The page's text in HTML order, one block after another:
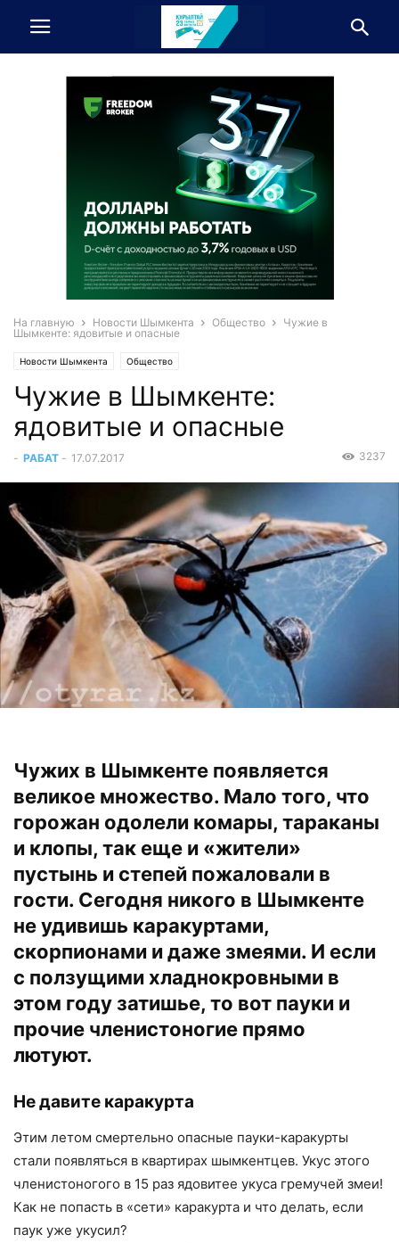
На главную Новости Шымкента Общество
Чужие в
Шымкенте: ядовитые и опасные
Новости Шымкента Общество
Чужие в Шымкенте:
ядовитые и опасные
- РАБАТ - 17.07.2017 3237
Чужих в Шымкенте появляется
великое множество. Мало того, что
горожан одолели комары, тараканы
и клопы, так еще и «жители»
пустынь и степей пожаловали в
гости. Сегодня никого в Шымкенте
не удивишь каракуртами,
скорпионами и даже змеями. И если
с ползущими хладнокровными в
этом году затишье, то вот пауки и
прочие членистоногие прямо
лютуют.
Не давите каракурта
Этим летом смертельно опасные пауки-каракурты
стали появляться в квартирах шымкентцев. Укус этого
членистоногого в 15 раз ядовитее укуса гремучей змеи!
Как не попасть в «сети» каракурта и что делать, если
паук уже укусил?